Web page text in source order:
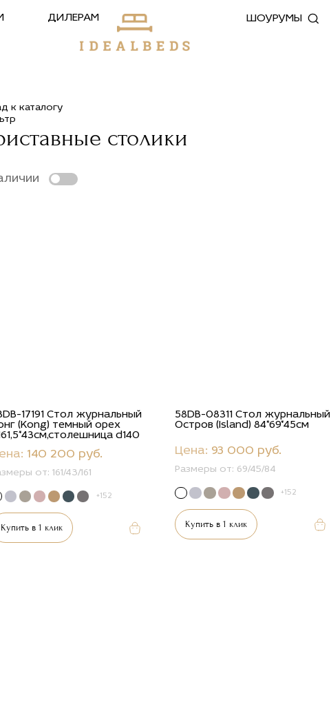
ДИЛЕРАМ ШОУРУМЫ
к каталогу
столики
17191 Стол журнальный
(Kong) темный орех
d140
140 200 руб.
от: 161/43/161
+152
Купить в 1 клик
58DB-08311 Стол журнальный
Остров (Island) 84*69*45см
Цена: 93 000 руб.
Размеры от: 69/45/84
+152
Купить в 1 клик